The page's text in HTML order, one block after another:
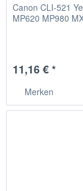
Canon CLI-521
MP620 MP980
11,16 € *
Merken